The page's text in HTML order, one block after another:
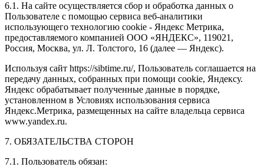
6.1. На сайте осуществляется сбор и обработка данных о
Пользователе с помощью сервиса веб-аналитики
использующего технологию cookie - Яндекс Метрика,
предоставляемого компанией ООО «ЯНДЕКС», 119021,
Россия, Москва, ул. Л. Толстого, 16 (далее — Яндекс).
Используя сайт https://sibtime.ru/, Пользователь соглашается на
передачу данных, собранных при помощи cookie, Яндексу.
Яндекс обрабатывает полученные данные в порядке,
установленном в Условиях использования сервиса
Яндекс.Метрика, размещенных на сайте владельца сервиса
www.yandex.ru.
7. ОБЯЗАТЕЛЬСТВА СТОРОН
7.1. Пользователь обязан: